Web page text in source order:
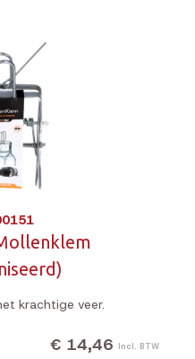
krachtige veer.
€ 14,46 Incl. BTW